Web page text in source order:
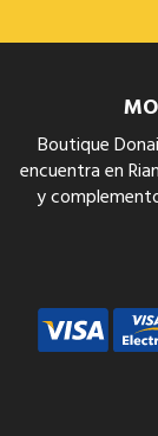
Boutique
encuentra en
y